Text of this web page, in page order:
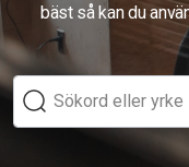
bäst så kan du